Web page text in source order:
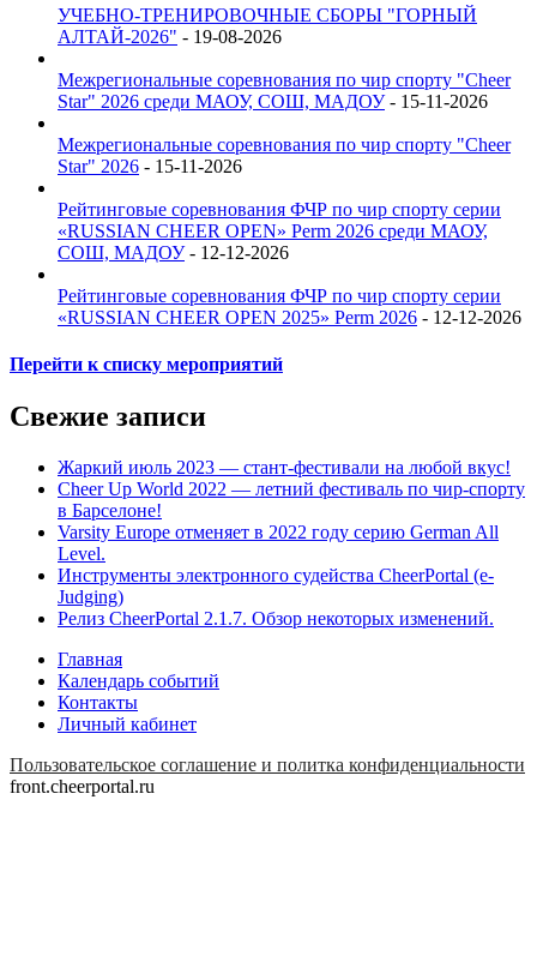
УЧЕБНО-ТРЕНИРОВОЧНЫЕ СБОРЫ "ГОРНЫЙ
АЛТАЙ-2026" - 19-08-2026
Межрегиональные соревнования по чир спорту "Cheer
Star" 2026 среди МАОУ, СОШ, МАДОУ- 15-11-2026
Межрегиональные соревнования по чир спорту "Cheer
Star" 2026 - 15-11-2026
Рейтинговые соревнования ФЧР по чир спорту серии
«RUSSIAN CHEER OPEN» Perm 2026 среди МАОУ,
СОШ, МАДОУ- 12-12-2026
Рейтинговые соревнования ФЧР по чир спорту серии
«RUSSIAN CHEER OPEN 2025» Perm 2026 - 12-12-2026
Перейти к списку мероприятий
Свежие записи
Жаркий июль 2023 — стант-фестивали на любой вкус!
Cheer Up World 2022 — летний фестиваль по чир-спорту
в Барселоне!
Varsity Europe отменяет в 2022 году серию German All
Level.
Инструменты электронного судейства CheerPortal (e-
Judging)
Релиз CheerPortal 2.1.7. Обзор некоторых изменений.
Главная
Календарь событий
Контакты
Личный кабинет
Пользовательское соглашение и политка конфиденциальности
front.cheerportal.ru